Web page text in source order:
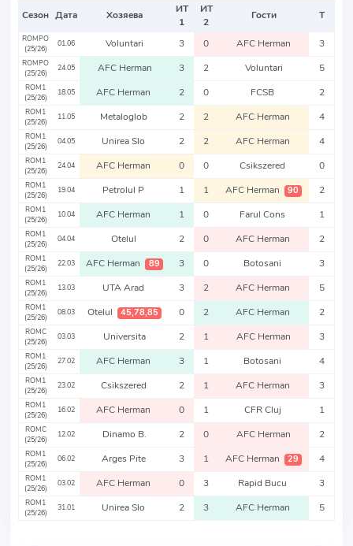
Сезон Дата Хозяева
ИТ
1
ИТ
2
Гости Т
ROMPO
(25/26)
01.06 Voluntari 3 0 AFC Herman 3
ROMPO
(25/26)
24.05 AFC Herman 3 2 Voluntari 5
ROM1
(25/26)
18.05 AFC Herman 2 0 FCSB 2
ROM1
(25/26)
11.05 Metaloglob 2 2 AFC Herman 4
ROM1
(25/26)
04.05 Unirea Slo 2 2 AFC Herman 4
ROM1
(25/26)
24.04 AFC Herman 0 0 Csikszered 0
ROM1
(25/26)
19.04 Petrolul P 1 1 AFC Herman 90 2
ROM1
(25/26)
10.04 AFC Herman 1 0 Farul Cons 1
ROM1
(25/26)
04.04 Otelul 2 0 AFC Herman 2
ROM1
(25/26)
22.03 AFC Herman 89 3 0 Botosani 3
ROM1
(25/26)
13.03 UTA Arad 3 2 AFC Herman 5
ROM1
(25/26)
08.03 Otelul 45,78,85 0 2 AFC Herman 2
ROMC
(25/26)
03.03 Universita 2 1 AFC Herman 3
ROM1
(25/26)
27.02 AFC Herman 3 1 Botosani 4
ROM1
(25/26)
23.02 Csikszered 2 1 AFC Herman 3
ROM1
(25/26)
16.02 AFC Herman 0 1 CFR Cluj 1
ROMC
(25/26)
12.02 Dinamo B. 2 0 AFC Herman 2
ROM1
(25/26)
06.02 Arges Pite 3 1 AFC Herman 29 4
ROM1
(25/26)
03.02 AFC Herman 0 3 Rapid Bucu 3
ROM1
(25/26)
31.01 Unirea Slo 2 3 AFC Herman 5